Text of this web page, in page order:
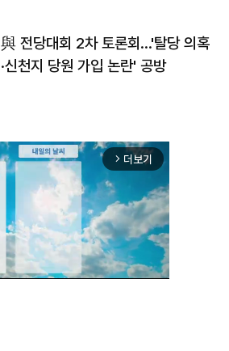
與 전당대회 2차 토론회…'탈당 의혹
·신천지 당원 가입 논란' 공방
arrow_forward_ios 더보기